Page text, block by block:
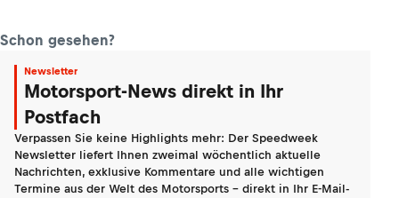
Schon gesehen?
Newsletter
Motorsport-News direkt in Ihr
Postfach
Verpassen Sie keine Highlights mehr: Der Speedweek
Newsletter liefert Ihnen zweimal wöchentlich aktuelle
Nachrichten, exklusive Kommentare und alle wichtigen
Termine aus der Welt des Motorsports - direkt in Ihr E-Mail-